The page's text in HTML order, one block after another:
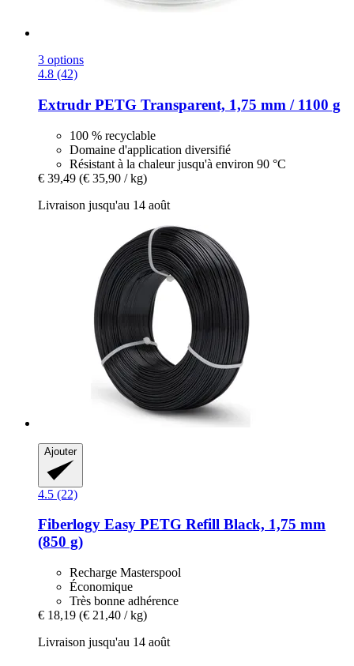
3 options
4.8 (42)
Extrudr PETG Transparent, 1,75 mm / 1100 g
100 % recyclable
Domaine d'application diversifié
Résistant à la chaleur jusqu'à environ 90 °C
€ 39,49 (€ 35,90 / kg)
Livraison jusqu'au 14 août
Ajouter
4.5 (22)
Fiberlogy Easy PETG Refill Black, 1,75 mm
(850 g)
Recharge Masterspool
Économique
Très bonne adhérence
€ 18,19 (€ 21,40 / kg)
Livraison jusqu'au 14 août